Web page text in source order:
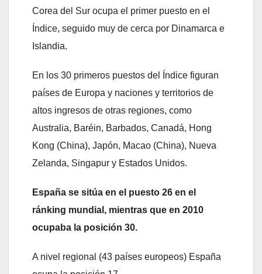
Corea del Sur ocupa el primer puesto en el
Índice, seguido muy de cerca por Dinamarca e
Islandia.
En los 30 primeros puestos del Índice figuran
países de Europa y naciones y territorios de
altos ingresos de otras regiones, como
Australia, Baréin, Barbados, Canadá, Hong
Kong (China), Japón, Macao (China), Nueva
Zelanda, Singapur y Estados Unidos.
España se sitúa en el puesto 26 en el
ránking mundial, mientras que en 2010
ocupaba la posición 30.
A nivel regional (43 países europeos) España